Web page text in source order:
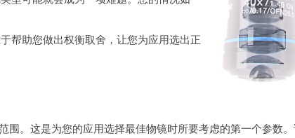
帮助您做出权衡取舍，让您为应用选出正
围。这是为您的应用选择最佳物镜时所要考虑的第一个参数